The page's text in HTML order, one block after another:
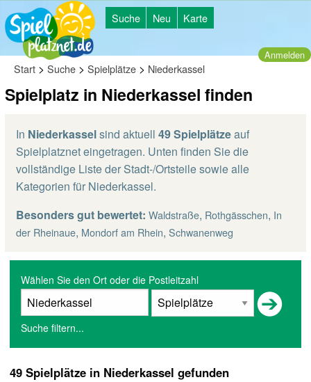
Suche Neu Karte
Anmelden
Start > Suche > Spielplätze > Niederkassel
Spielplatz in Niederkassel finden
In Niederkasselsind aktuell 49 Spielplätzeauf
Spielplatznet eingetragen. Unten finden Sie die
vollständige Liste der Stadt-/Ortsteile sowie alle
Kategorien für Niederkassel.
Besonders gut bewertet: Waldstraße, Rothgässchen, In
der Rheinaue, Mondorf am Rhein, Schwanenweg
Wählen Sie den Ort oder die Postleitzahl
Suche filtern...
49 Spielplätze in Niederkassel gefunden